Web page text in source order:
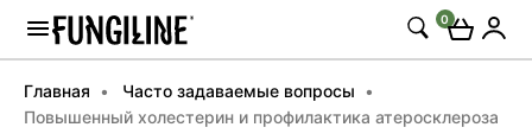
0
Главная
Часто задаваемые вопросы
Повышенный холестерин и профилактика атеросклероза